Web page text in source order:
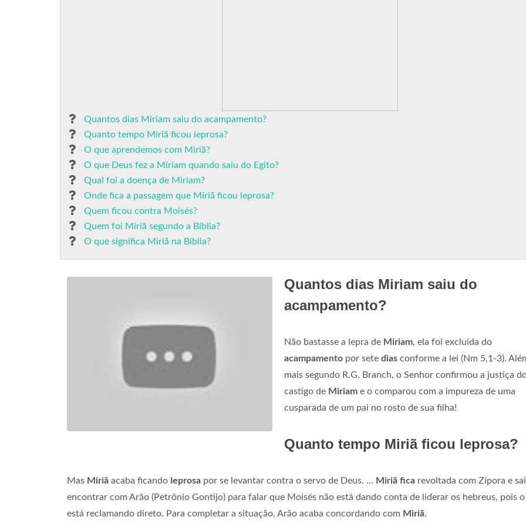
Quantos dias Miriam saiu do acampamento?
Quanto tempo Miriã ficou leprosa?
O que aprendemos com Miriã?
O que Deus fez a Miriam quando saiu do Egito?
Qual foi a doença de Miriam?
Onde fica a passagem que Miriã ficou leprosa?
Quem ficou contra Moisés?
Quem foi Miriã segundo a Bíblia?
O que significa Miriã na Bíblia?
Quantos dias Miriam saiu do
acampamento?
Não bastasse a lepra de Miriam, ela foi excluída do
acampamento por sete dias conforme a lei (Nm 5,1-3).
mais segundo R.G. Branch, o Senhor confirmou a justiça
castigo de Miriam e o comparou com a impureza de uma
cusparada de um pai no rosto de sua filha!
Quanto tempo Miriã ficou leprosa?
Mas Miriã acaba ficando leprosa por se levantar contra o servo de Deus. ... Miriã fica revoltada com Zípora e
encontrar com Arão (Petrônio Gontijo) para falar que Moisés não está dando conta de liderar os hebreus, pois
está reclamando direto. Para completar a situação, Arão acaba concordando com Miriã.